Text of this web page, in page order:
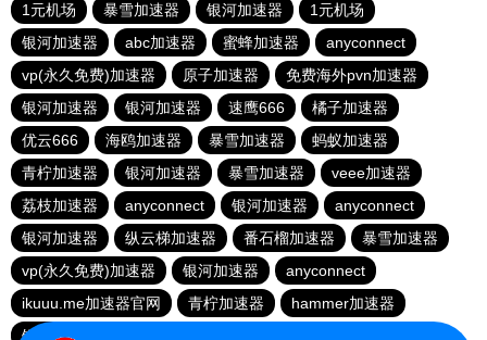
1元机场
暴雪加速器 银河加速器
1元机场
银河加速器
abc加速器 蜜蜂加速器
anyconnect
vp(永久免费)加速器
原子加速器
免费海外pvn加速器
银河加速器
银河加速器 速鹰666
橘子加速器
优云666
海鸥加速器 暴雪加速器
蚂蚁加速器
青柠加速器
银河加速器 暴雪加速器
veee加速器
荔枝加速器
anyconnect 银河加速器
anyconnect
银河加速器
纵云梯加速器 番石榴加速器
暴雪加速器
vp(永久免费)加速器
银河加速器
anyconnect
ikuuu.me加速器官网
青柠加速器
hammer加速器
银河加速器